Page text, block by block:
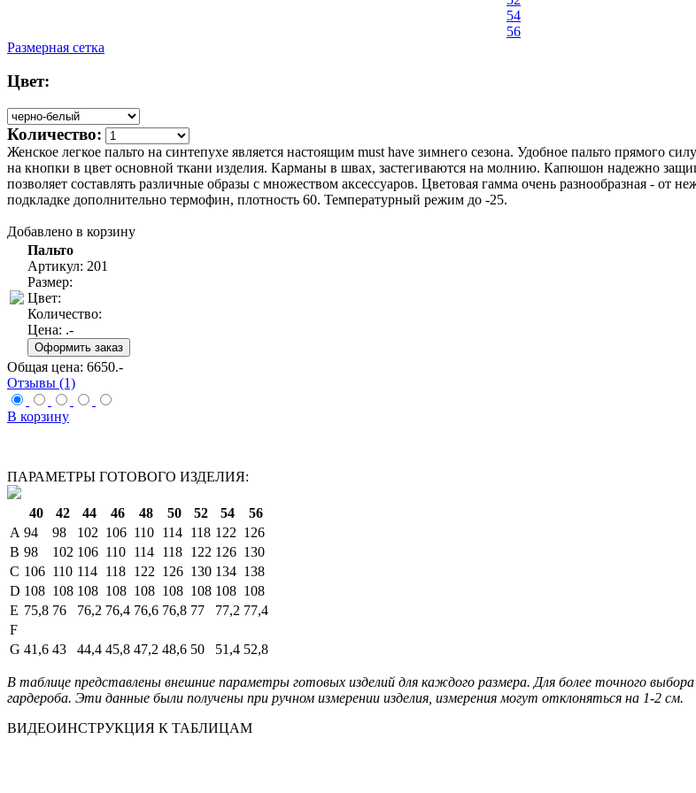
54
56
Размерная сетка
Цвет:
Количество:
Женское легкое пальто на синтепухе является настоящим must have зимнего сезона. Удобное пальто прямого
на кнопки в цвет основной ткани изделия. Карманы в швах, застегиваются на молнию. Капюшон надежно
позволяет составлять различные образы с множеством аксессуаров. Цветовая гамма очень разнообразная - от
подкладке дополнительно термофин, плотность 60. Температурный режим до -25.
Добавлено в корзину
Пальто
Артикул: 201
Размер:
Цвет:
Количество:
Цена: .-
Общая цена: 6650.-
Отзывы (1)
В корзину
ПАРАМЕТРЫ ГОТОВОГО ИЗДЕЛИЯ:
40 42 44 46 48 50 52 54
56
A 94 98 102 106 110 114 118 122 126
B 98 102 106 110 114 118 122 126 130
C 106 110 114 118 122 126 130 134 138
D 108 108 108 108 108 108 108 108 108
E 75,8 76 76,2 76,4 76,6 76,8 77 77,2 77,4
F
G 41,6 43 44,4 45,8 47,2 48,6 50 51,4 52,8
В таблице представлены внешние параметры готовых изделий для каждого размера. Для более точного
гардероба. Эти данные были получены при ручном измерении изделия, измерения могут отклоняться на 1-2 см.
ВИДЕОИНСТРУКЦИЯ К ТАБЛИЦАМ